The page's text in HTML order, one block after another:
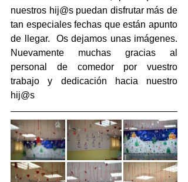
nuestros hij@s puedan disfrutar más de
tan especiales fechas que están apunto
de llegar.  Os dejamos unas imágenes.
Nuevamente muchas gracias al
personal de comedor por vuestro
trabajo y dedicación hacia nuestro
hij@s